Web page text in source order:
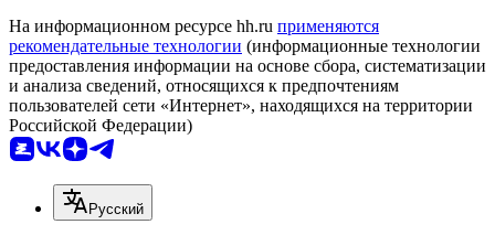
На информационном ресурсе hh.ru применяются
рекомендательные технологии (информационные технологии
предоставления информации на основе сбора, систематизации
и анализа сведений, относящихся к предпочтениям
пользователей сети «Интернет», находящихся на территории
Российской Федерации)
Русский